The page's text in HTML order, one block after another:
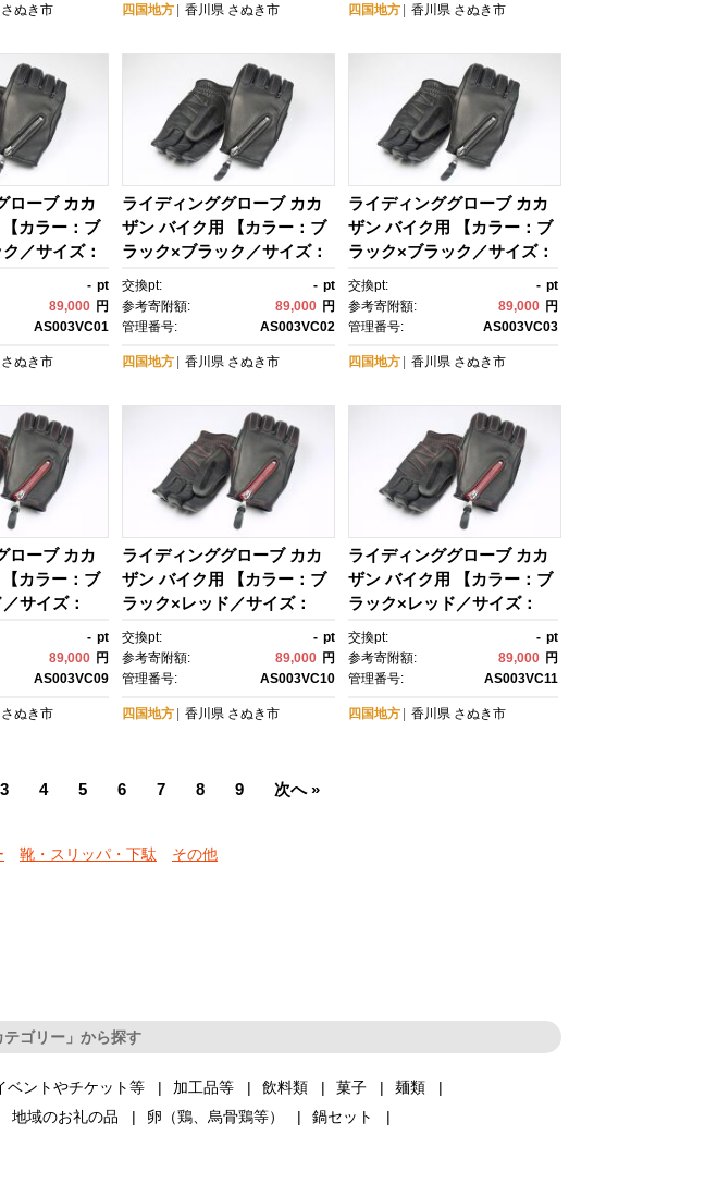
さぬき市 四国地方 香川県 さぬき市 四国地方 香川県 さぬき市
ローブ カカ
カラー：ブ
／サイズ：
ズン向け)
- pt
89,000 円
AS003VC01
さぬき市
ライディンググローブ カカ
ザン バイク用 【カラー：ブ
ラック×ブラック／サイズ：
M】(スリーシーズン向け)
交換pt: - pt
参考寄附額:
89,000 円
管理番号:
AS003VC02
四国地方 香川県 さぬき市
ライディンググローブ カカ
ザン バイク用 【カラー：ブ
ラック×ブラック／サイズ：
L】(スリーシーズン向け)
交換pt: - pt
参考寄附額:
89,000 円
管理番号:
AS003VC03
四国地方 香川県 さぬき市
ローブ カカ
カラー：ブ
サイズ：
ズン向け)
- pt
89,000 円
AS003VC09
さぬき市
ライディンググローブ カカ
ザン バイク用 【カラー：ブ
ラック×レッド／サイズ：
M】(スリーシーズン向け)
交換pt: - pt
参考寄附額:
89,000 円
管理番号:
AS003VC10
四国地方 香川県 さぬき市
ライディンググローブ カカ
ザン バイク用 【カラー：ブ
ラック×レッド／サイズ：
L】(スリーシーズン向け)
交換pt: - pt
参考寄附額:
89,000 円
管理番号:
AS003VC11
四国地方 香川県 さぬき市
3 4 5 6 7 8 9 次へ »
靴・スリッパ・下駄 その他
ゴリー」から探す
ベントやチケット等 加工品等 飲料類 菓子
麺類
地域のお礼の品 卵（鶏、烏骨鶏等）
鍋セット